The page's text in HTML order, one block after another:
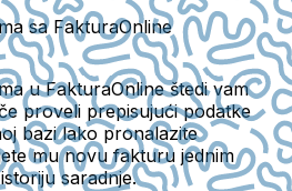
sa FakturaOnline
u FakturaOnline štedi vam
proveli prepisujući podatke
bazi lako pronalazite
mu novu fakturu jednim
saradnje.